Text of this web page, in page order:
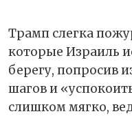
Трамп слегка
которые Израиль
берегу, попросив
шагов и
слишком мягко,